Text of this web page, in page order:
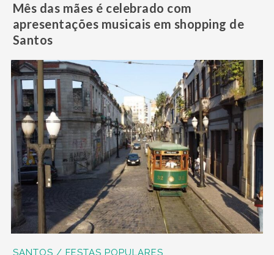
Mês das mães é celebrado com
apresentações musicais em shopping de
Santos
SANTOS / FESTAS POPULARES